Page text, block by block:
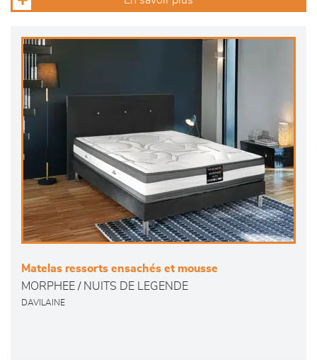
Matelas ressorts ensachés et mousse
MORPHEE / NUITS DE LEGENDE
DAVILAINE